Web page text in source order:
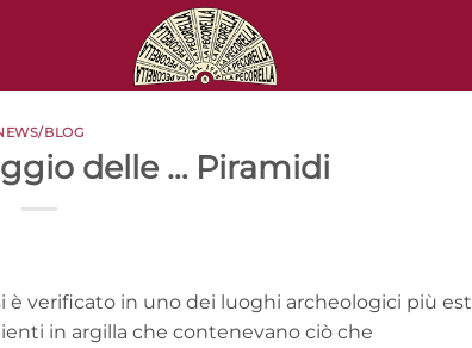
BLOG
delle … Piramidi
è verificato in uno dei luoghi archeologici più
in argilla che contenevano ciò che